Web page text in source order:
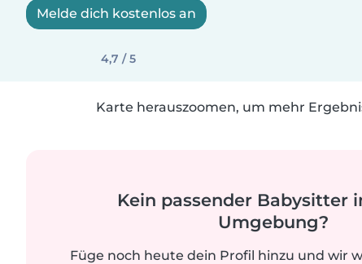
Melde dich kostenlos an
4,7 / 5
Karte herauszoomen, um mehr
Kein passender Babysitter
Umgebung?
Füge noch heute dein Profil hinzu und wir